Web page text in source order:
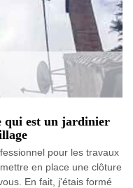
qui est un jardinier
pour les travaux
en place une clôture
En fait, j'étais formé